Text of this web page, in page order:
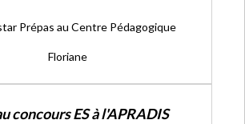
Floriane
concours ES à l'APRADIS